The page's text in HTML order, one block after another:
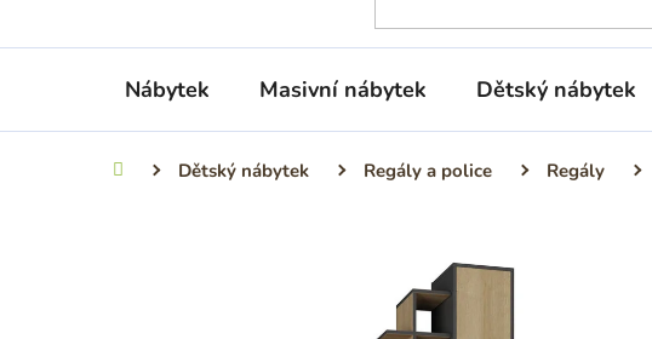
Nábytek Masivní nábytek Dětský nábytek
Domů Dětský nábytek Regály a police Regály